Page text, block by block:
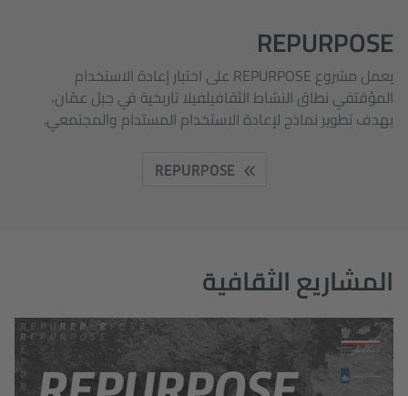
REPURPOSE
يعمل مشروع REPURPOSE على اختبار إعادة الاستخدام
المؤقتفي نطاق النشاط الثقافيلفيلا تاريخية في جبل عمّان،
بهدف تطوير نماذج لإعادة الاستخدام المستدام والمجتمعي.
REPURPOSE
المشاريع الثقافية